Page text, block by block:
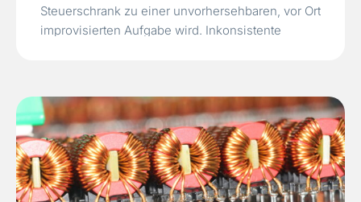
Steuerschrank zu einer unvorhersehbaren, vor Ort
improvisierten Aufgabe wird. Inkonsistente
Herzstück eines Automatisierungssystems zu
einer Quelle von Inbetriebnahmeverzögerungen
und latenten Sicherheitsrisiken. Für OEMs, die…
Read More »